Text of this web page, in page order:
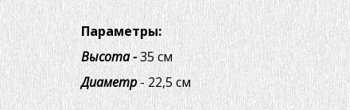
Параметры:
Высота -35 см
Диаметр- 22,5 см